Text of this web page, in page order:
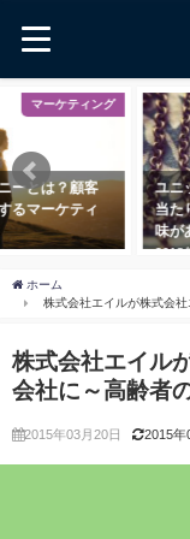
マーケティング
ーとは？顧客
るマーケティ
ユニ
当た
味が
2018
ホーム
株式会社エイルが株式会
株式会社エイル
会社に～高齢者
2015年03月20日 2015年